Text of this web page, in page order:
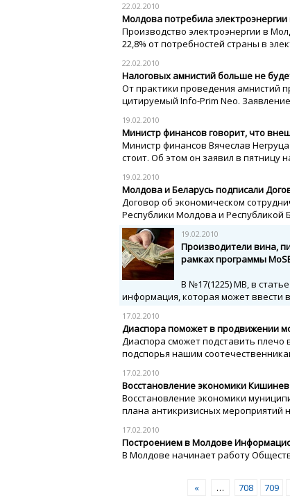
22.02.2010
Молдова потребила
Производство электроэнергии в
22,8% от потребностей страны в
22.02.2010
Налоговых амнистий больше не
От практики проведения амнистий
цитируемый Info-Prim Neo.
19.02.2010
Министр финансов говорит, что
Министр финансов Вячеслав
стоит. Об этом он заявил в пятницу
19.02.2010
Молдова и Беларусь подписали
Договор об экономическом
Республики Молдова и Республикой
19.02.2010
Производители вина,
рамках программы
В №17(1225) МВ, в
информация, которая может ввести
17.02.2010
Диаспора поможет в продвижении
Диаспора сможет подставить
подспорья нашим
17.02.2010
Восстановление экономики
Восстановление экономики
плана антикризисных мероприятий
17.02.2010
Построением в Молдове
В Молдове начинает работу
« … 708 709